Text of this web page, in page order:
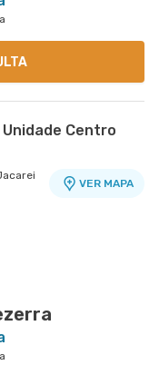
Centro
VER MAPA